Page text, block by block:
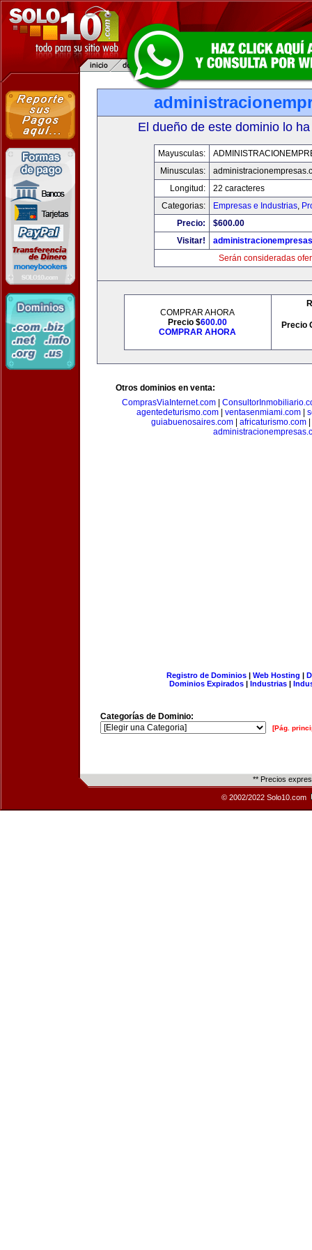
El dueño de este dominio lo
Mayusculas:
Minusculas:
Longitud:
22 caracteres
Categorias:
Empresas e Industrias,
Precio:
$600.00
Visitar!
Serán consideradas
COMPRAR AHORA
Precio $600.00
COMPRAR AHORA
Precio
Otros dominios en venta:
ComprasViaInternet.com
agentedeturismo.com| ventasenmiami.com|
guiabuenosaires.com
africaturismo.com
Registro de Dominios| Web Hosting |
Dominios Expirados | Industrias |
Categorías de Dominio:
[Pág.
** Precios
© 2002/2022 Solo10.com